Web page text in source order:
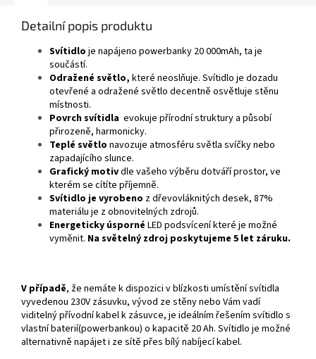
Detailní popis produktu
Svítidlo je napájeno powerbanky 20 000mAh, ta je
součástí.
Odražené světlo, které neoslňuje. Svítidlo je dozadu
otevřené a odražené světlo decentně osvětluje stěnu
místnosti.
Povrch svítidla evokuje přírodní struktury a působí
přirozeně, harmonicky.
Teplé světlo navozuje atmosféru světla svíčky nebo
zapadajícího slunce.
Grafický motivdle vašeho výběru dotváří prostor, ve
kterém se cítíte příjemně.
Svítidlo je vyrobeno z dřevovláknitých desek, 87%
materiálu je z obnovitelných zdrojů.
Energeticky úsporné LED podsvícení které je možné
vyměnit. Na světelný zdroj poskytujeme 5 let záruku.
V případě, že nemáte k dispozici v blízkosti umístění svítidla
vyvedenou 230V zásuvku, vývod ze stěny nebo Vám vadí
viditelný přívodní kabel k zásuvce, je ideálním řešením svítidlo s
vlastní baterií(powerbankou) o kapacitě 20 Ah. Svítidlo je možné
alternativně napájet i ze sítě přes bílý nabíjecí kabel.